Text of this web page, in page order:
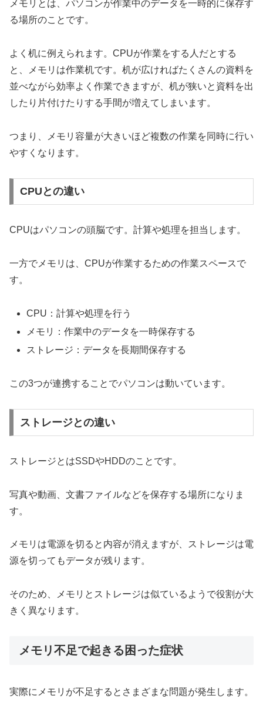
メモリとは、パソコンが作業中のデータを一時的に保存す
る場所のことです。
よく机に例えられます。CPUが作業をする人だとする
と、メモリは作業机です。机が広ければたくさんの資料を
並べながら効率よく作業できますが、机が狭いと資料を出
したり片付けたりする手間が増えてしまいます。
つまり、メモリ容量が大きいほど複数の作業を同時に行い
やすくなります。
CPUとの違い
CPUはパソコンの頭脳です。計算や処理を担当します。
一方でメモリは、CPUが作業するための作業スペースで
す。
CPU：計算や処理を行う
メモリ：作業中のデータを一時保存する
ストレージ：データを長期間保存する
この3つが連携することでパソコンは動いています。
ストレージとの違い
ストレージとはSSDやHDDのことです。
写真や動画、文書ファイルなどを保存する場所になりま
す。
メモリは電源を切ると内容が消えますが、ストレージは電
源を切ってもデータが残ります。
そのため、メモリとストレージは似ているようで役割が大
きく異なります。
メモリ不足で起きる困った症状
実際にメモリが不足するとさまざまな問題が発生します。